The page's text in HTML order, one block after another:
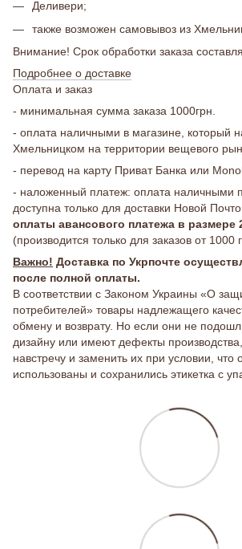
Деливери;
также возможен самовывоз из
Внимание! Срок обработки заказа
Подробнее о доставке
Оплата и заказ
- минимальная сумма заказа 1000грн.
- оплата наличными в магазине, который
Хмельницком на территории вещевого
- перевод на карту Приват Банка или
- наложенный платеж: оплата наличными
доступна только для доставки Новой
оплаты авансового платежа в размере
(производится только для заказов от 1000
Важно! Доставка по Укрпочте
после полной оплаты.
В соответствии с Законом Украины «О
потребителей» товары надлежащего
обмену и возврату. Но если они не
дизайну или имеют дефекты
навстречу и заменить их при условии, что
использованы и сохранились этикетка с